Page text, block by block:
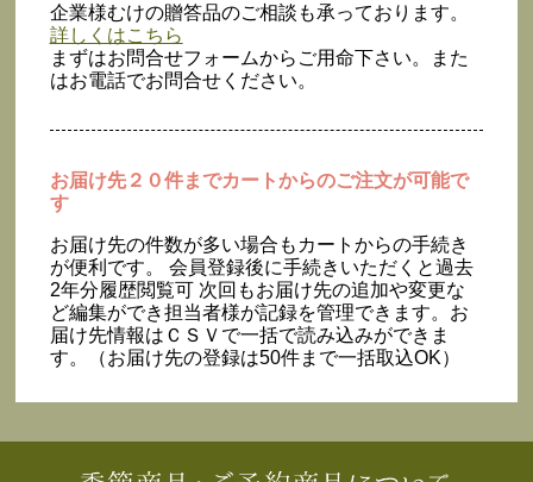
企業様むけの贈答品のご相談も承っております。
詳しくはこちら
まずはお問合せフォームからご用命下さい。また
はお電話でお問合せください。
お届け先２０件までカートからのご注文が可能で
す
お届け先の件数が多い場合もカートからの手続き
が便利です。 会員登録後に手続きいただくと過去
2年分履歴閲覧可 次回もお届け先の追加や変更な
ど編集ができ担当者様が記録を管理できます。お
届け先情報はＣＳＶで一括で読み込みができま
す。（お届け先の登録は50件まで一括取込OK）